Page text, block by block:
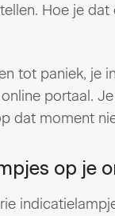
Hoe je
tot paniek, je
portaal.
dat moment
op je